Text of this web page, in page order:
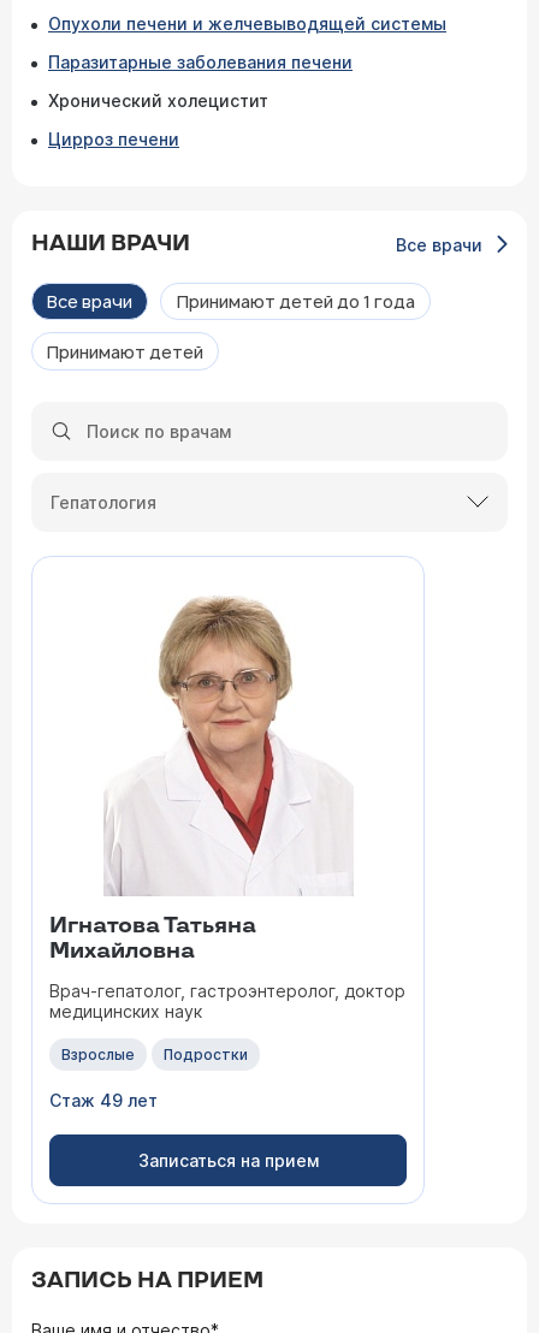
Опухоли печени и желчевыводящей системы
Паразитарные заболевания печени
Хронический холецистит
Цирроз печени
НАШИ ВРАЧИ Все врачи
Все врачи Принимают детей до 1 года
Принимают детей
Гепатология
Игнатова Татьяна
Михайловна
Врач-гепатолог, гастроэнтеролог, доктор
медицинских наук
Взрослые Подростки
Стаж 49 лет
Записаться на прием
ЗАПИСЬ НА ПРИЕМ